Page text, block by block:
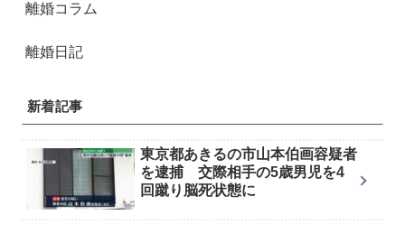
離婚コラム
離婚日記
新着記事
東京都あきるの市山本伯画容疑者
を逮捕 交際相手の5歳男児を4
回蹴り脳死状態に